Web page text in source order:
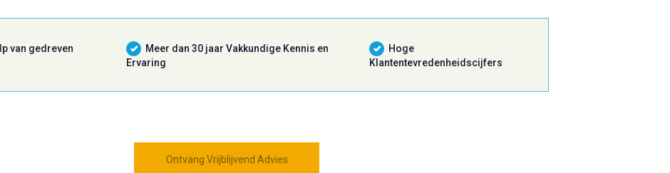
van gedreven
Meer dan 30 jaar Vakkundige Kennis en
Ervaring
Hoge
Klantentevredenheidscijfers
Ontvang Vrijblijvend Advies